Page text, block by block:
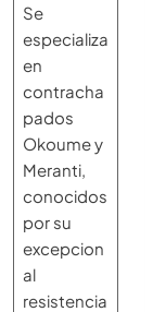
Se
especializa
en
contracha
pados
Okoume y
Meranti,
conocidos
por su
excepcion
al
resistencia